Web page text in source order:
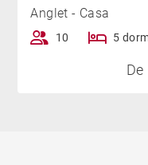
Anglet - Casa
10 5